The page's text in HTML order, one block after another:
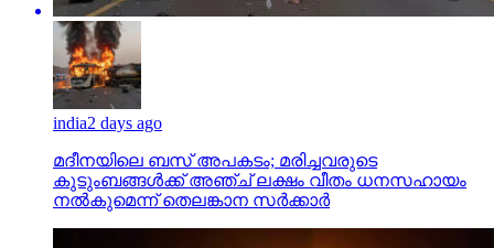
india2 days ago
മദീനയിലെ ബസ് അപകടം; മരിച്ചവരുടെ
കുടുംബങ്ങള്‍ക്ക് അഞ്ച് ലക്ഷം വീതം ധനസഹായം
നല്‍കുമെന്ന് തെലങ്കാന സര്‍ക്കാര്‍